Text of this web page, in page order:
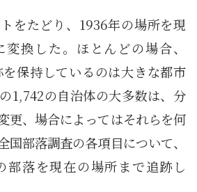
をたどり、1936年の場所を現
換した。ほとんどの場合、
保持しているのは大きな都市
1,742の自治体の大多数は、分
更、場合によってはそれらを何
国部落調査の各項目について、
部落を現在の場所まで追跡し